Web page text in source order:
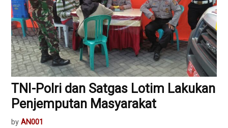
TNI-Polri dan Satgas Lotim Lakukan
Penjemputan Masyarakat
by AN001